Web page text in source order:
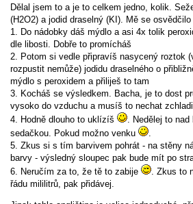
Dělal jsem to a je to celkem jedno, kolik.
(H2O2) a jodid draselný (KI). Mě se osvědčilo
1. Do nádobky dáš mýdlo a asi 4x tolik
dle libosti. Dobře to promícháš
2. Potom si vedle připravíš nasycený roztok
rozpustit nemůže) jodidu draselného o
mýdlo s peroxidem a přiliješ to tam
3. Kocháš se výsledkem. Bacha, je to dost
vysoko do vzduchu a musíš to nechat
4. Hodně dlouho to uklízíš
. Nedělej to
sedačkou. Pokud možno venku
5. Zkus si s tím barvivem pohrát - na stěny
barvy - výsledný sloupec pak bude mít po
6. Neručím za to, že tě to zabije
. Zkus to
řádu mililitrů, pak přidávej.